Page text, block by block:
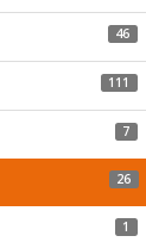
46
111
7
26
1